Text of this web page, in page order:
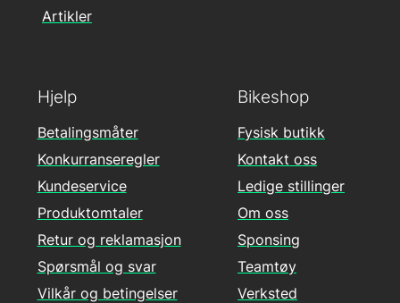
Hjelp
Betalingsmåter
Konkurranseregler
Kundeservice
Produktomtaler
Retur og reklamasjon
Spørsmål og svar
Vilkår og betingelser
Artikler
Bikeshop
Fysisk butikk
Kontakt oss
Ledige stillinger
Om oss
Sponsing
Teamtøy
Verksted